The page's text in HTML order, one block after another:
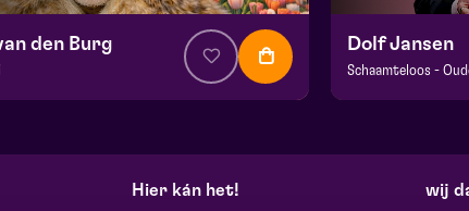
den Burg
2026 | 20:15
Dolf Jansen
Schaamteloos -
za 24 oktober 2026
Hier kán het! wij